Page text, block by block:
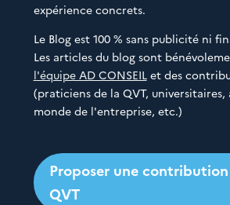
expérience concrets.
Le Blog est 100 % sans publicité ni
Les articles du blog sont
l'équipe AD CONSEILet des
(praticiens de la QVT, universitaires,
monde de l'entreprise, etc.)
Proposer une contribution
QVT